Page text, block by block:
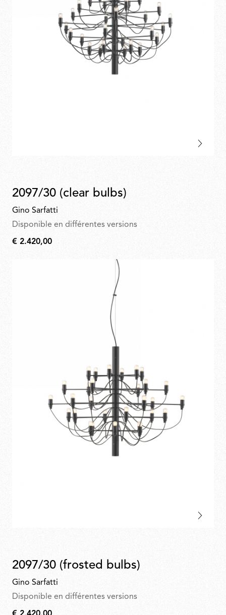
2097/30 (clear bulbs)
Gino Sarfatti
Disponible en différentes versions
€
€ 2.420,00
2097/30 (frosted bulbs)
Gino Sarfatti
Disponible en différentes versions